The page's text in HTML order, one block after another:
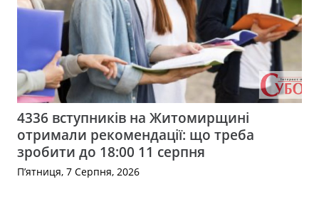
4336 вступників на Житомирщині
отримали рекомендації: що треба
зробити до 18:00 11 серпня
П’ятниця, 7 Серпня, 2026